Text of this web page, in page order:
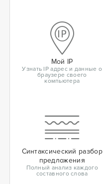
Мой IP
Узнать IP адрес и данные о
браузере своего
компьютера
Синтаксический разбор
предложения
Полный анализ каждого
составного слова